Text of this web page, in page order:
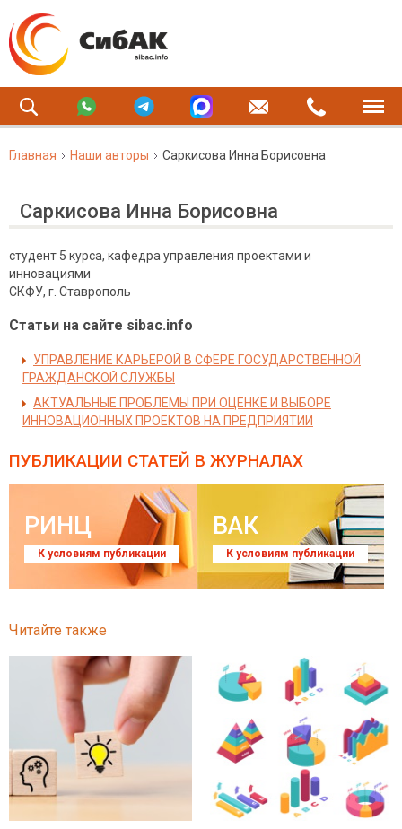
Главная Наши авторы Саркисова Инна Борисовна
Саркисова Инна Борисовна
студент 5 курса, кафедра управления проектами и
инновациями
СКФУ, г. Ставрополь
Статьи на сайте sibac.info
УПРАВЛЕНИЕ КАРЬЕРОЙ В СФЕРЕ ГОСУДАРСТВЕННОЙ
ГРАЖДАНСКОЙ СЛУЖБЫ
АКТУАЛЬНЫЕ ПРОБЛЕМЫ ПРИ ОЦЕНКЕ И ВЫБОРЕ
ИННОВАЦИОННЫХ ПРОЕКТОВ НА ПРЕДПРИЯТИИ
ПУБЛИКАЦИИ СТАТЕЙ В ЖУРНАЛАХ
РИНЦ
К условиям публикации
ВАК
К условиям публикации
Читайте также